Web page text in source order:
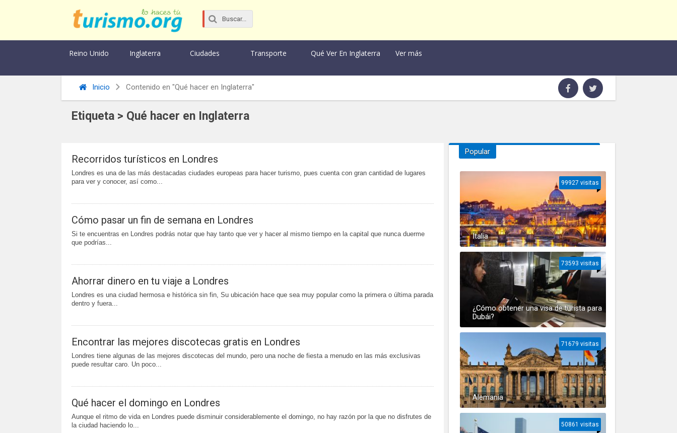
Reino Unido Inglaterra Ciudades Transporte Qué Ver En Inglaterra Ver más
Inicio Contenido en "Qué hacer en Inglaterra"
Etiqueta > Qué hacer en Inglaterra
Recorridos turísticos en Londres
Londres es una de las más destacadas ciudades europeas para hacer turismo, pues cuenta con gran cantidad de lugares
para ver y conocer, así como...
Cómo pasar un fin de semana en Londres
Si te encuentras en Londres podrás notar que hay tanto que ver y hacer al mismo tiempo en la capital que nunca duerme
que podrías...
Ahorrar dinero en tu viaje a Londres
Londres es una ciudad hermosa e histórica sin fin, Su ubicación hace que sea muy popular como la primera o última parada
dentro y fuera...
Encontrar las mejores discotecas gratis en Londres
Londres tiene algunas de las mejores discotecas del mundo, pero una noche de fiesta a menudo en las más exclusivas
puede resultar caro. Un poco...
Qué hacer el domingo en Londres
Aunque el ritmo de vida en Londres puede disminuir considerablemente el domingo, no hay razón por la que no disfrutes de
la ciudad haciendo lo...
Popular
Italia
99927 visitas
¿Cómo obtener una visa de turista para
Dubái?
73593 visitas
Alemania
71679 visitas
50861 visitas